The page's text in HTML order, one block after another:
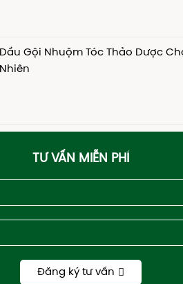
Dầu Gội Nhuộm Tóc Thảo Dược
Nhiên
TƯ VẤN MIỄN PHÍ
Đăng ký tư vấn